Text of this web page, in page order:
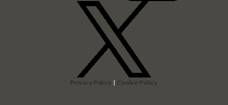
Privacy Policy | Cookie Policy